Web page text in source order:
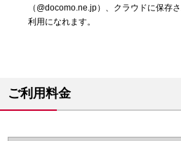
（@docomo.ne.jp）、クラウドに保存
利用になれます。
ご利用料金